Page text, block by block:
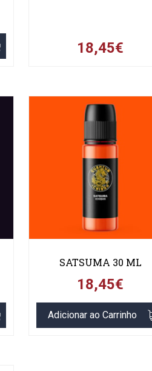
18,45€
SATSUMA 30 ML
18,45€
Adicionar ao Carrinho